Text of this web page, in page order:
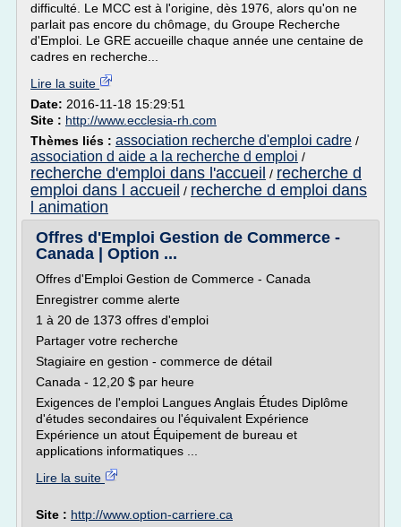
difficulté. Le MCC est à l'origine, dès 1976, alors qu'on ne
parlait pas encore du chômage, du Groupe Recherche
d'Emploi. Le GRE accueille chaque année une centaine de
cadres en recherche...
Lire la suite
Date: 2016-11-18 15:29:51
Site : http://www.ecclesia-rh.com
Thèmes liés : association recherche d'emploi cadre /
association d aide a la recherche d emploi /
recherche d'emploi dans l'accueil / recherche d
emploi dans l accueil / recherche d emploi dans
l animation
Offres d'Emploi Gestion de Commerce -
Canada | Option ...
Offres d'Emploi Gestion de Commerce - Canada
Enregistrer comme alerte
1 à 20 de 1373 offres d'emploi
Partager votre recherche
Stagiaire en gestion - commerce de détail
Canada - 12,20 $ par heure
Exigences de l'emploi Langues Anglais Études Diplôme
d'études secondaires ou l'équivalent Expérience
Expérience un atout Équipement de bureau et
applications informatiques ...
Lire la suite
Site : http://www.option-carriere.ca